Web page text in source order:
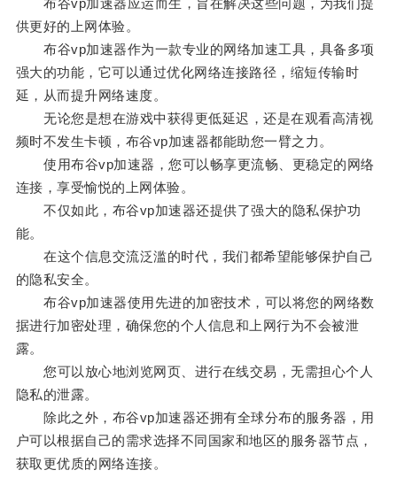
布谷vp加速器应运而生，旨在解决这些问题，为我们提
供更好的上网体验。
布谷vp加速器作为一款专业的网络加速工具，具备多项
强大的功能，它可以通过优化网络连接路径，缩短传输时
延，从而提升网络速度。
无论您是想在游戏中获得更低延迟，还是在观看高清视
频时不发生卡顿，布谷vp加速器都能助您一臂之力。
使用布谷vp加速器，您可以畅享更流畅、更稳定的网络
连接，享受愉悦的上网体验。
不仅如此，布谷vp加速器还提供了强大的隐私保护功
能。
在这个信息交流泛滥的时代，我们都希望能够保护自己
的隐私安全。
布谷vp加速器使用先进的加密技术，可以将您的网络数
据进行加密处理，确保您的个人信息和上网行为不会被泄
露。
您可以放心地浏览网页、进行在线交易，无需担心个人
隐私的泄露。
除此之外，布谷vp加速器还拥有全球分布的服务器，用
户可以根据自己的需求选择不同国家和地区的服务器节点，
获取更优质的网络连接。